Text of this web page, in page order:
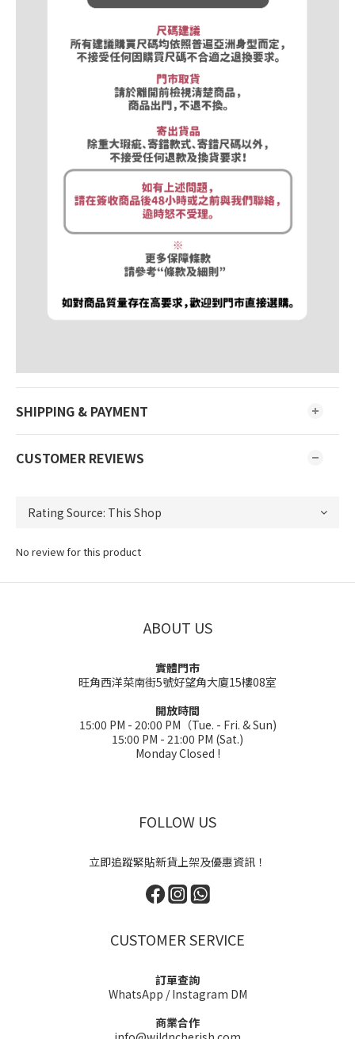
SHIPPING & PAYMENT
CUSTOMER REVIEWS
No review for this product
ABOUT US
實體門市
旺角西洋菜南街5號好望角大廈15樓08室
開放時間
15:00 PM - 20:00 PM（Tue. - Fri. & Sun)
15:00 PM - 21:00 PM (Sat.)
Monday Closed !
FOLLOW US
立即追蹤緊貼新貨上架及優惠資訊！
CUSTOMER SERVICE
訂單查詢
WhatsApp /Instagram DM
商業合作